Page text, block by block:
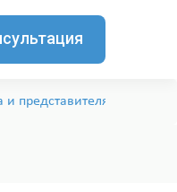
и представителями